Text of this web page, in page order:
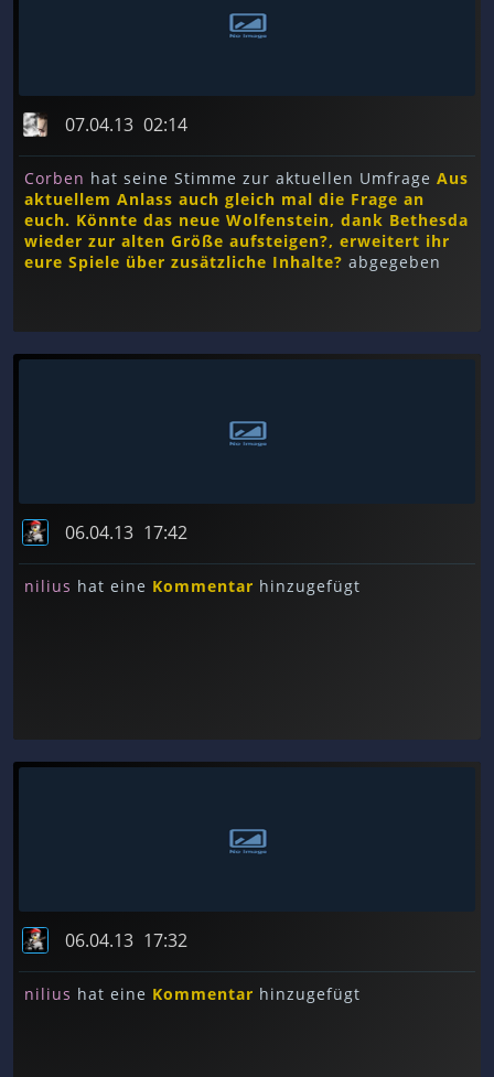
07.04.13 02:14
Corben hat seine Stimme zur aktuellen Umfrage Aus
aktuellem Anlass auch gleich mal die Frage an
euch. Könnte das neue Wolfenstein, dank Bethesda
wieder zur alten Größe aufsteigen?, erweitert ihr
eure Spiele über zusätzliche Inhalte? abgegeben
06.04.13 17:42
nilius hat eine Kommentar hinzugefügt
06.04.13 17:32
nilius hat eine Kommentar hinzugefügt